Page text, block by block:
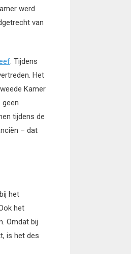
werd
van
. Tijdens
Het
Kamer
geen
tijdens de
– dat
het
het
Omdat bij
is het des